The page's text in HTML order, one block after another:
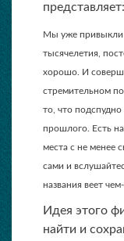
представляет:
Мы уже привыкли
тысячелетия,
хорошо. И
стремительном
то, что
прошлого. Есть
места с не менее
сами и
названия веет
Идея этого
найти и